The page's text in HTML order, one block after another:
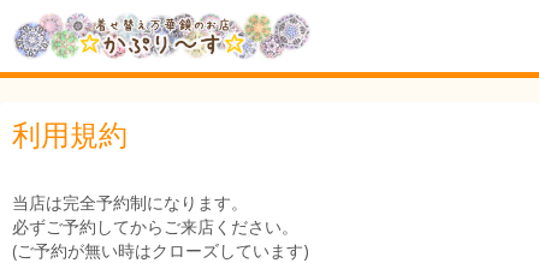
利用規約
当店は完全予約制になります。
必ずご予約してからご来店ください。
(ご予約が無い時はクローズしています)